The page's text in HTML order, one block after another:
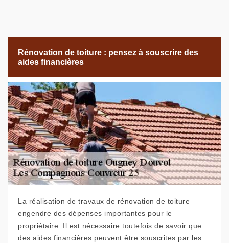
Rénovation de toiture : pensez à souscrire des
aides financières
La réalisation de travaux de rénovation de toiture
engendre des dépenses importantes pour le
propriétaire. Il est nécessaire toutefois de savoir que
des aides financières peuvent être souscrites par les